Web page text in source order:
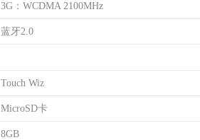
3G：WCDMA 2100MHz
蓝牙2.0
Touch Wiz
MicroSD卡
8GB